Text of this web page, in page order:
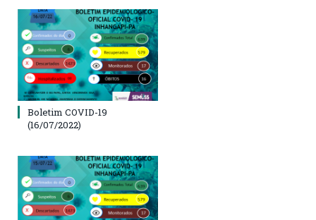
Boletim COVID-19
(16/07/2022)